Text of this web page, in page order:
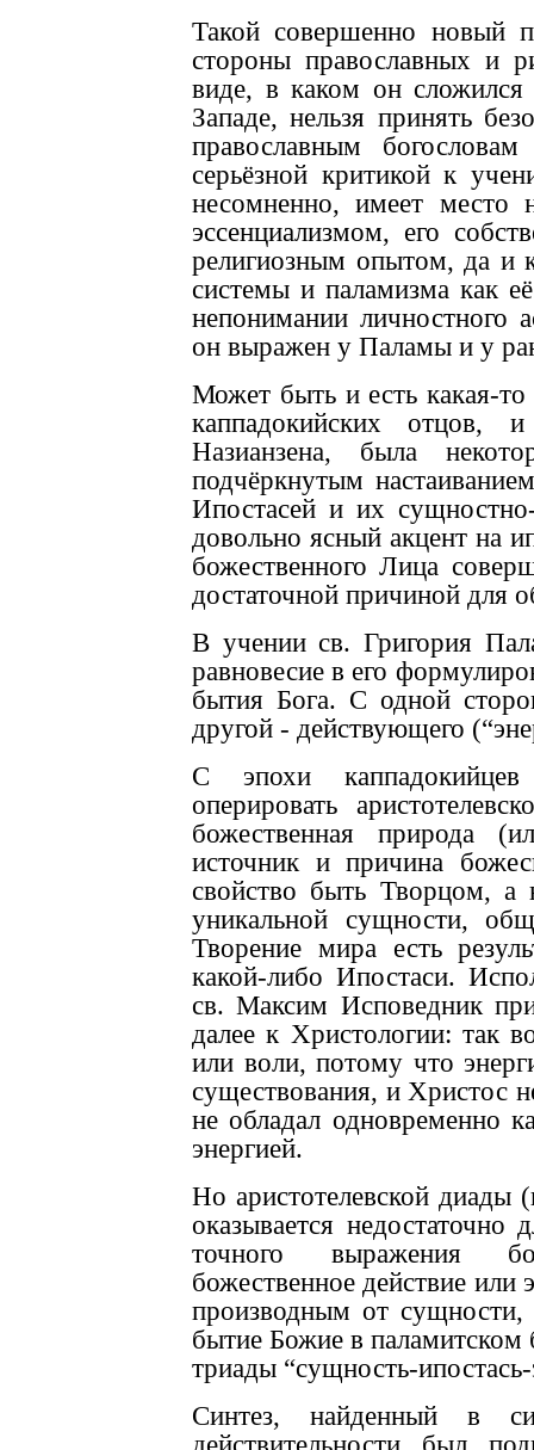
Такой совершенно новый
стороны православных и
виде, в каком он
Западе, нельзя принять
православным
серьёзной критикой к
несомненно, имеет место
эссенциализмом, его
религиозным опытом, да и
системы и паламизма как
непонимании личностного
он выражен у Паламы и у
Может быть и есть какая-
каппадокийских
Назианзена, была
подчёркнутым
Ипостасей и их
довольно ясный акцент на
божественного Лица
достаточной причиной для
В учении св. Григория
равновесие в его
бытия Бога. С одной
другой - действующего
С эпохи каппадокийцев
оперировать
божественная природа
источник и причина
свойство быть Творцом, а
уникальной сущности,
Творение мира есть
какой-либо Ипостаси.
св. Максим Исповедник
далее к Христологии: так
или воли, потому что
существования, и Христос
не обладал одновременно
энергией.
Но аристотелевской
оказывается недостаточно
точного выражения
божественное действие или
производным от
бытие Божие в паламитском
триады “сущность-ипостась-
Синтез, найденный в